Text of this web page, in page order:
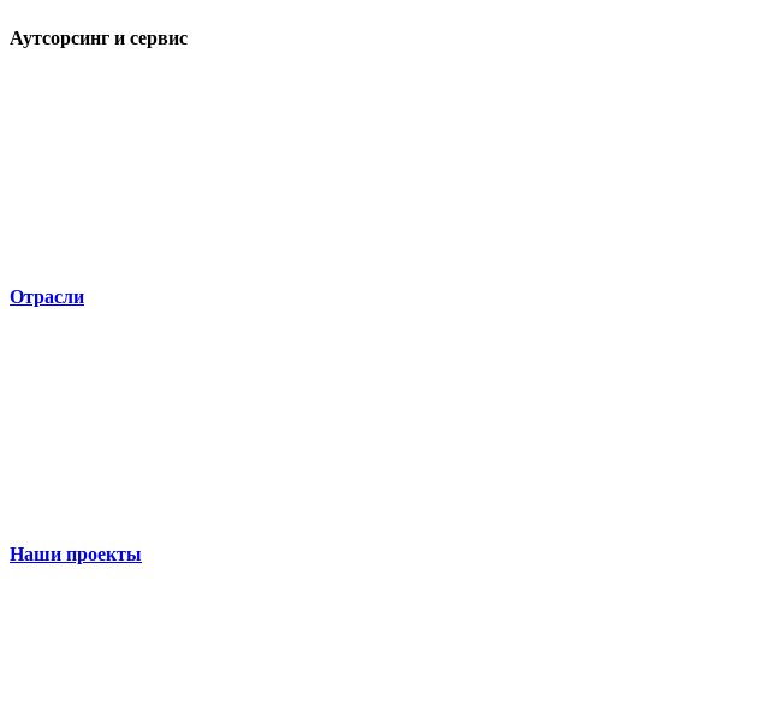
Аутсорсинг и сервис
Отрасли
Наши проекты